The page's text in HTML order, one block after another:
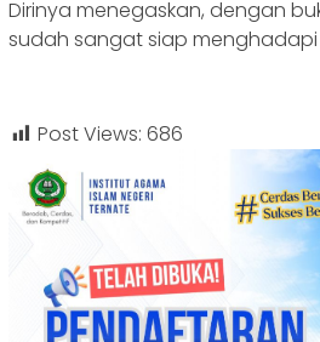
Dirinya menegaskan, dengan
sudah sangat siap menghadapi
Post Views: 686